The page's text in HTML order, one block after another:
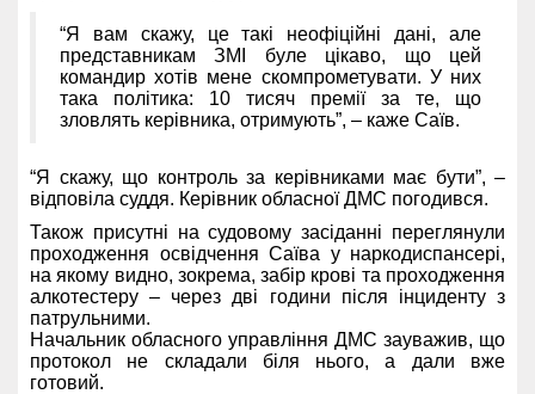
“Я вам скажу, це такі неофіційні дані, але
представникам ЗМІ буле цікаво, що цей
командир хотів мене скомпрометувати. У них
така політика: 10 тисяч премії за те, що
зловлять керівника, отримують”, – каже Саїв.
“Я скажу, що контроль за керівниками має бути”, –
відповіла суддя. Керівник обласної ДМС погодився.
Також присутні на судовому засіданні переглянули
проходження освідчення Саїва у наркодиспансері,
на якому видно, зокрема, забір крові та проходження
алкотестеру – через дві години після інциденту з
патрульними.
Начальник обласного управління ДМС зауважив, що
протокол не складали біля нього, а дали вже
готовий.